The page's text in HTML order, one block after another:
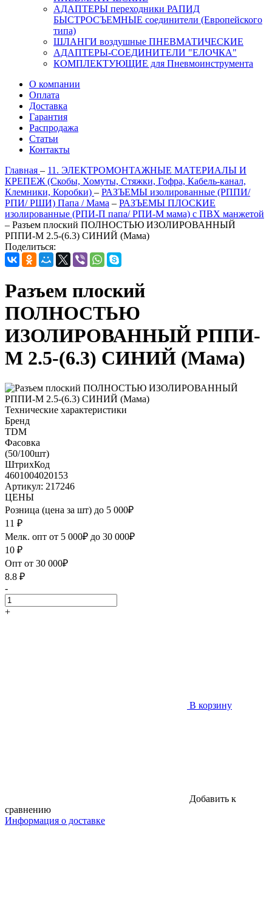
АДАПТЕРЫ переходники РАПИД
БЫСТРОСЪЕМНЫЕ соединители (Европейского
типа)
ШЛАНГИ воздушные ПНЕВМАТИЧЕСКИЕ
АДАПТЕРЫ-СОЕДИНИТЕЛИ "ЕЛОЧКА"
КОМПЛЕКТУЮЩИЕ для Пневмоинструмента
О компании
Оплата
Доставка
Гарантия
Распродажа
Статьи
Контакты
Главная – 11. ЭЛЕКТРОМОНТАЖНЫЕ МАТЕРИАЛЫ И
КРЕПЕЖ (Скобы, Хомуты, Стяжки, Гофра, Кабель-канал,
Клемники, Коробки) – РАЗЪЕМЫ изолированные (РППИ/
РПИ/ РШИ) Папа / Мама – РАЗЪЕМЫ ПЛОСКИЕ
изолированные (РПИ-П папа/ РПИ-М мама) с ПВХ манжетой
– Разъем плоский ПОЛНОСТЬЮ ИЗОЛИРОВАННЫЙ
РППИ-М 2.5-(6.3) СИНИЙ (Мама)
Поделиться:
Разъем плоский
ПОЛНОСТЬЮ
ИЗОЛИРОВАННЫЙ РППИ-
М 2.5-(6.3) СИНИЙ (Мама)
Технические характеристики
Бренд
TDM
Фасовка
(50/100шт)
ШтрихКод
4601004020153
Артикул: 217246
ЦЕНЫ
Розница (цена за шт) до 5 000₽
11 ₽
Мелк. опт от 5 000₽ до 30 000₽
10 ₽
Опт от 30 000₽
8.8 ₽
-
+
В корзину
Добавить к
сравнению
Информация о доставке